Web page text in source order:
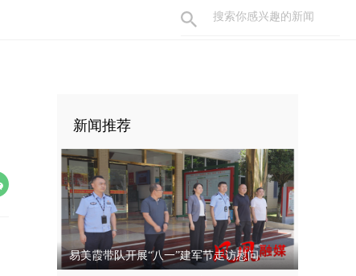
新闻推荐
易美霞带队开展“八一”建军节走访慰问